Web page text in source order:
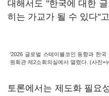
대해서도 "한국에 대한
히는 가교가 될 수 있다"
'2026 글로벌 스테이블코인 동향과 한
원회관 제2소회의실에서 열렸다. (사진=
토론에서는 제도화 필요